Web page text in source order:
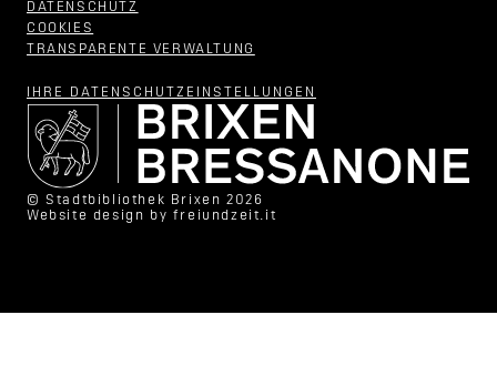
DATENSCHUTZ
COOKIES
TRANSPARENTE VERWALTUNG
IHRE DATENSCHUTZ­EINSTELLUNGEN
© Stadtbibliothek Brixen 2026
Website design by freiundzeit.it